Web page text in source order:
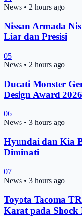
News • 2 hours ago
Nissan Armada
Liar dan Presisi
05
News • 2 hours ago
Ducati Monster
Design Award 2026
06
News • 3 hours ago
Hyundai dan Kia
Diminati
07
News • 3 hours ago
Toyota Tacoma
Karat pada Shock